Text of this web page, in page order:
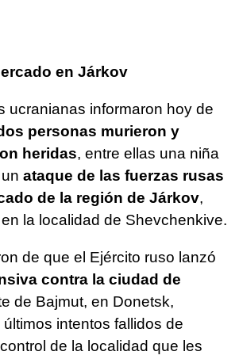
en Járkov
ucranianas informaron hoy de
personas murieron y
heridas, entre ellas una niña
ataque de las fuerzas rusas
de la región de Járkov,
la localidad de Shevchenkive.
de que el Ejército ruso lanzó
contra la ciudad de
de Bajmut, en Donetsk,
intentos fallidos de
de la localidad que les